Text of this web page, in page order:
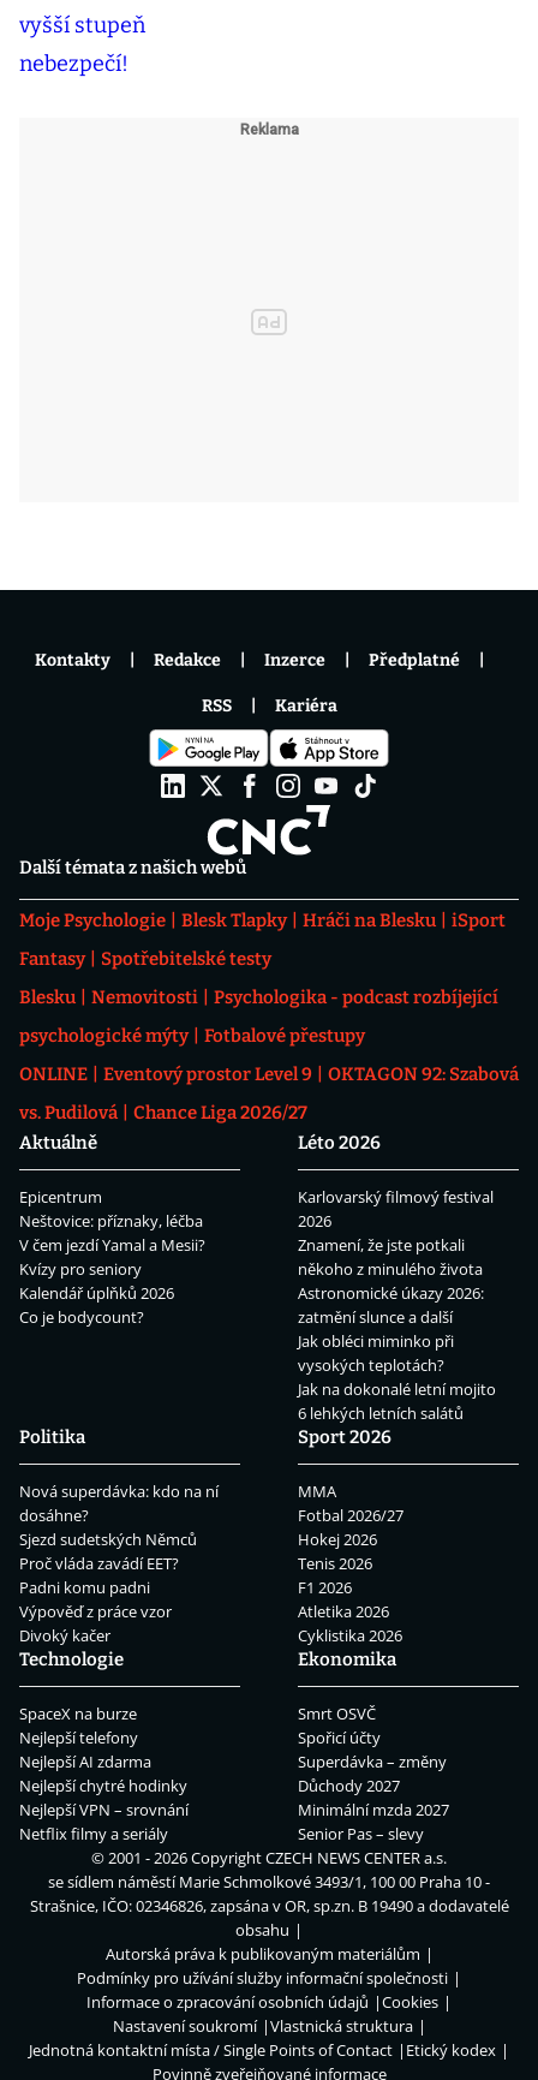
Další témata z našich webů
Moje Psychologie Blesk Tlapky Hráči na Blesku
iSport
Fantasy
Spotřebitelské testy
Blesku
Nemovitosti
Psychologika - podcast rozbíjející
psychologické mýty
Fotbalové přestupy
ONLINE
Eventový prostor Level 9
OKTAGON 92: Szabová
vs. Pudilová
Chance Liga 2026/27
Aktuálně
Epicentrum
Neštovice: příznaky, léčba
V čem jezdí Yamal a Mesii?
Kvízy pro seniory
Kalendář úplňků 2026
Co je bodycount?
Léto 2026
Karlovarský filmový festival
2026
Znamení, že jste potkali
někoho z minulého života
Astronomické úkazy 2026:
zatmění slunce a další
Jak obléci miminko při
vysokých teplotách?
Jak na dokonalé letní mojito
6 lehkých letních salátů
Politika
Nová superdávka: kdo na ní
dosáhne?
Sjezd sudetských Němců
Proč vláda zavádí EET?
Padni komu padni
Výpověď z práce vzor
Divoký kačer
Sport 2026
MMA
Fotbal 2026/27
Hokej 2026
Tenis 2026
F1 2026
Atletika 2026
Cyklistika 2026
Technologie
SpaceX na burze
Nejlepší telefony
Nejlepší AI zdarma
Nejlepší chytré hodinky
Nejlepší VPN – srovnání
Netflix filmy a seriály
Ekonomika
Smrt OSVČ
Spořicí účty
Superdávka – změny
Důchody 2027
Minimální mzda 2027
Senior Pas – slevy
Kontakty Redakce Inzerce Předplatné
RSS Kariéra
© 2001 - 2026 CopyrightCZECH NEWS CENTER a.s.
se sídlem náměstí Marie Schmolkové 3493/1, 100 00 Praha 10 -
Strašnice, IČO: 02346826, zapsána v OR, sp.zn. B 19490 a dodavatelé
obsahu
Autorská práva k publikovaným materiálům
Podmínky pro užívání služby informační společnosti
Informace o zpracování osobních údajů
Cookies
Nastavení soukromí
Vlastnická struktura
Jednotná kontaktní místa / Single Points of Contact
Etický kodex
Povinně zveřejňované informace